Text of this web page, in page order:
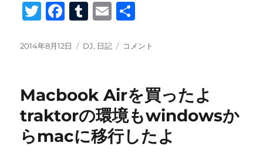
T
tt
F
c
b
o
o
k
T
m
r
E
ail
投
2014年8月12日
カ
ー
DJ, 日記
な
っ
と
調
子
悪
コメント
Macbook Airを買ったよ
traktorの環境もwindowsか
らmacに移行したよ